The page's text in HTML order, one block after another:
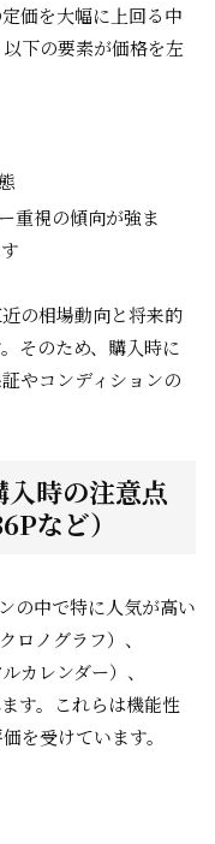
価を大幅に上回る中
下の要素が価格を左
重視の傾向が強ま
の相場動向と将来的
そのため、購入時に
やコンディションの
入時の注意点
など）
の中で特に人気が高い
ロノグラフ）、
カレンダー）、
す。これらは機能性
を受けています。